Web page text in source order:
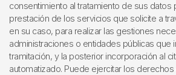
consentimiento al tratamiento de sus datos
prestación de los servicios que solicite a
en su caso, para realizar las gestiones
administraciones o entidades públicas que
tramitación, y la posterior incorporación al
automatizado. Puede ejercitar los